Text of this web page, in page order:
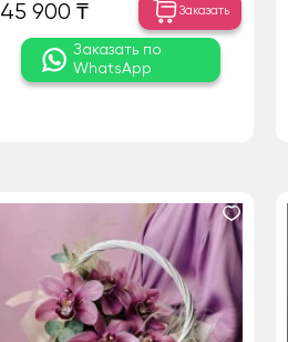
45 900 ₸ Заказать
Заказать по
WhatsApp